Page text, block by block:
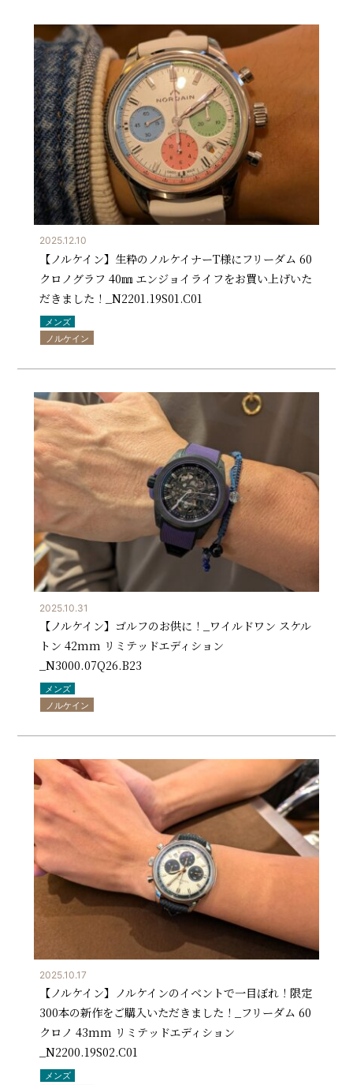
2025.12.10
【ノルケイン】生粋のノルケイナーT様にフリーダム 60
クロノグラフ 40㎜ エンジョイライフをお買い上げいた
だきました！_N2201.19S01.C01
メンズ
ノルケイン
2025.10.31
【ノルケイン】ゴルフのお供に！_ワイルドワン スケル
トン 42mm リミテッドエディション
_N3000.07Q26.B23
メンズ
ノルケイン
2025.10.17
【ノルケイン】ノルケインのイベントで一目ぼれ！限定
300本の新作をご購入いただきました！_フリーダム 60
クロノ 43mm リミテッドエディション
_N2200.19S02.C01
メンズ